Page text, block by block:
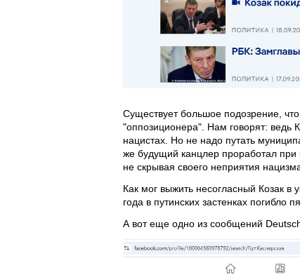
Существует большое подозрение,
"оппозиционера". Нам говорят: ведь
нацистах. Но не надо путать
же будущий канцлер проработал при
не скрывая своего неприятия
Как мог выжить несогласный Козак в
года в путинских застенках погибло
А вот еще одно из сообщений